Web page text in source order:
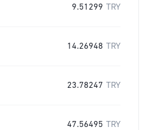
9.51299 TRY
14.26948 TRY
23.78247 TRY
47.56495 TRY